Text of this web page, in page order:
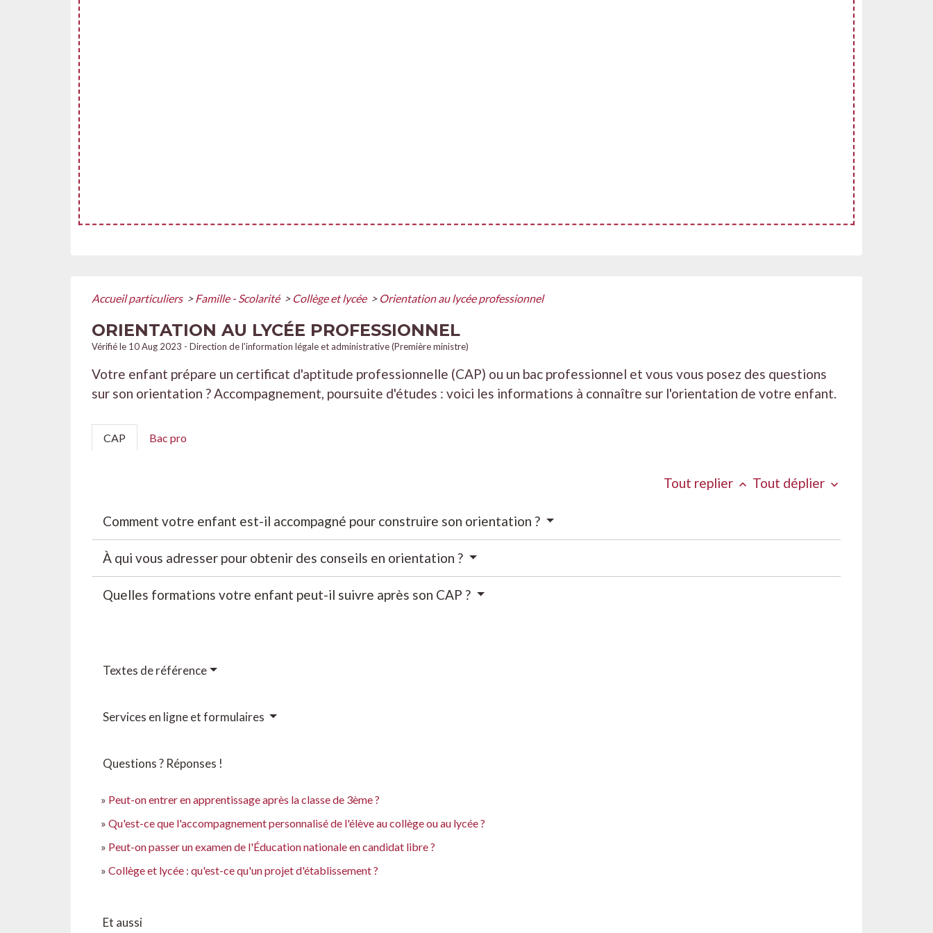
Accueil particuliers > Famille - Scolarité > Collège et lycée > Orientation au lycée professionnel
ORIENTATION AU LYCÉE PROFESSIONNEL
Vérifié le 10 Aug 2023 - Direction de l'information légale et administrative (Première ministre)
Votre enfant prépare un certificat d'aptitude professionnelle (CAP) ou un bac professionnel et vous vous posez des questions
sur son orientation ? Accompagnement, poursuite d'études : voici les informations à connaître sur l'orientation de votre enfant.
CAP Bac pro
Tout replier keyboard_arrow_up Tout déplier keyboard_arrow_down
Comment votre enfant est-il accompagné pour construire son orientation ?
À qui vous adresser pour obtenir des conseils en orientation ?
Quelles formations votre enfant peut-il suivre après son CAP ?
Textes de référence
Services en ligne et formulaires
Questions ? Réponses !
Peut-on entrer en apprentissage après la classe de 3ème ?
Qu'est-ce que l'accompagnement personnalisé de l'élève au collège ou au lycée ?
Peut-on passer un examen de l'Éducation nationale en candidat libre ?
Collège et lycée : qu'est-ce qu'un projet d'établissement ?
Et aussi